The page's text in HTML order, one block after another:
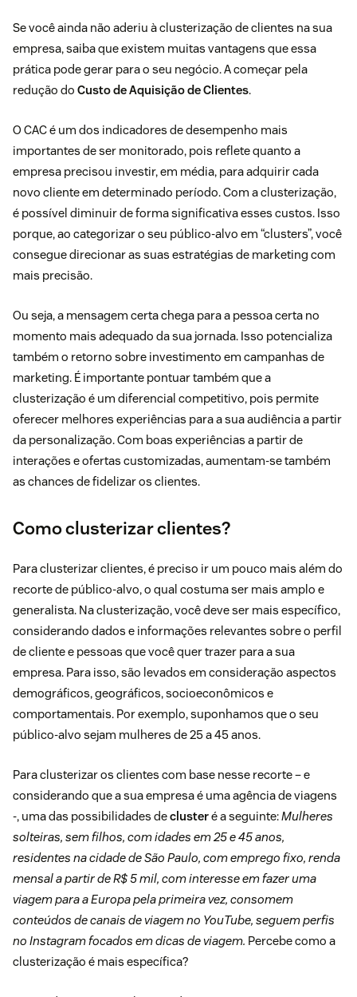
Se você ainda não aderiu à clusterização de clientes na sua
empresa, saiba que existem muitas vantagens que essa
prática pode gerar para o seu negócio. A começar pela
redução do Custo de Aquisição de Clientes.
O CAC é um dos indicadores de desempenho mais
importantes de ser monitorado, pois reflete quanto a
empresa precisou investir, em média, para adquirir cada
novo cliente em determinado período. Com a clusterização,
é possível diminuir de forma significativa esses custos. Isso
porque, ao categorizar o seu público-alvo em “clusters”, você
consegue direcionar as suas estratégias de marketing com
mais precisão.
Ou seja, a mensagem certa chega para a pessoa certa no
momento mais adequado da sua jornada. Isso potencializa
também o retorno sobre investimento em campanhas de
marketing. É importante pontuar também que a
clusterização é um diferencial competitivo, pois permite
oferecer melhores experiências para a sua audiência a partir
da personalização. Com boas experiências a partir de
interações e ofertas customizadas, aumentam-se também
as chances de fidelizar os clientes.
Como clusterizar clientes?
Para clusterizar clientes, é preciso ir um pouco mais além do
recorte de público-alvo, o qual costuma ser mais amplo e
generalista. Na clusterização, você deve ser mais específico,
considerando dados e informações relevantes sobre o perfil
de cliente e pessoas que você quer trazer para a sua
empresa. Para isso, são levados em consideração aspectos
demográficos, geográficos, socioeconômicos e
comportamentais. Por exemplo, suponhamos que o seu
público-alvo sejam mulheres de 25 a 45 anos.
Para clusterizar os clientes com base nesse recorte – e
considerando que a sua empresa é uma agência de viagens
-, uma das possibilidades declusteré a seguinte:Mulheres
solteiras, sem filhos, com idades em 25 e 45 anos,
residentes na cidade de São Paulo, com emprego fixo, renda
mensal a partir de R$ 5 mil, com interesse em fazer uma
viagem para a Europa pela primeira vez, consomem
conteúdos de canais de viagem no YouTube, seguem perfis
no Instagram focados em dicas de viagem. Percebe como a
clusterização é mais específica?